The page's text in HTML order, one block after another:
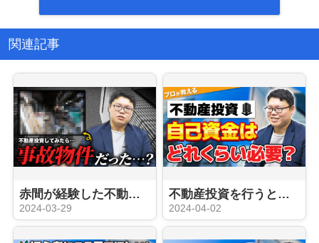
関連記事
赤間が経験した不動産投資のコワい失敗談
2024-03-29
不動産投資を行うときに自己資金は必要？？
2024-04-02